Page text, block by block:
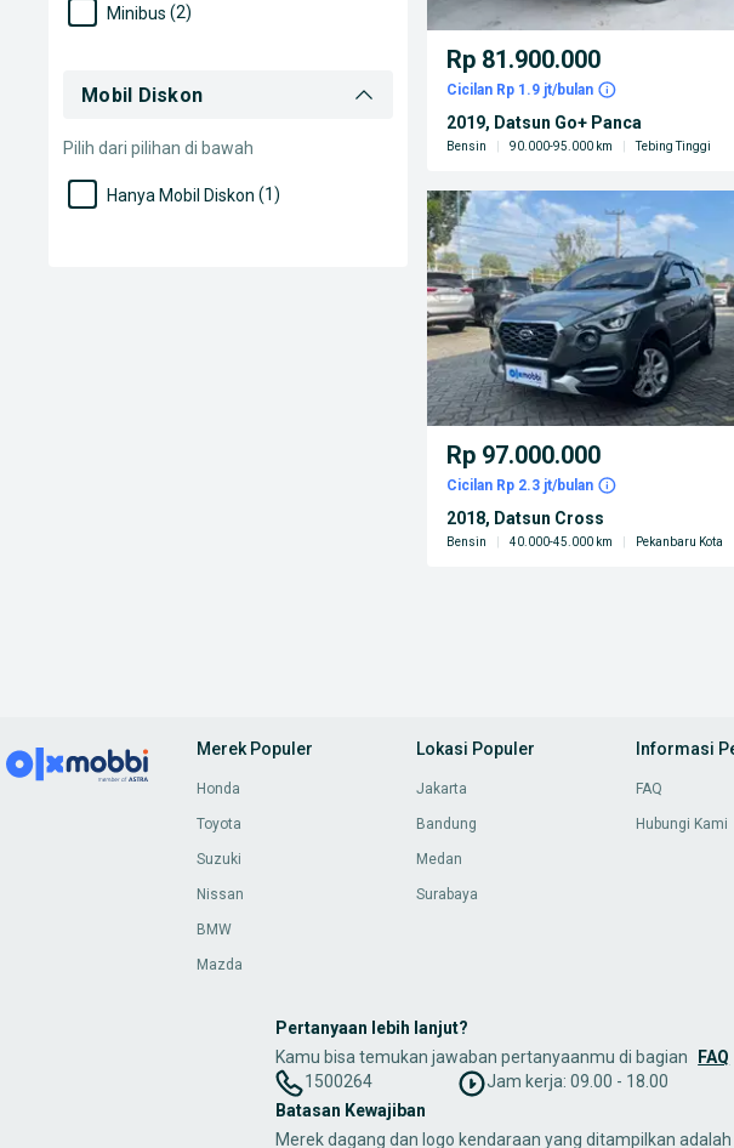
Minibus (2)
Mobil Diskon
Pilih dari pilihan di bawah
Hanya Mobil Diskon (1)
Rp 81.900.000
Cicilan Rp 1.9 jt/bulan
2019, Datsun Go+ Panca
Bensin 90.000-95.000 km Tebing Tinggi
Rp 97.000.000
Cicilan Rp 2.3 jt/bulan
2018, Datsun Cross
Bensin 40.000-45.000 km Pekanbaru Kota
Merek Populer
Honda
Toyota
Suzuki
Nissan
BMW
Mazda
Lokasi Populer
Jakarta
Bandung
Medan
Surabaya
Informasi
FAQ
Hubungi Kami
Pertanyaan lebih lanjut?
Kamu bisa temukan jawaban pertanyaanmu di bagian
FAQ
1500264
Jam kerja: 09.00 - 18.00
Batasan Kewajiban
Merek dagang dan logo kendaraan yang ditampilkan